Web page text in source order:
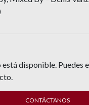
disponible. Puedes
CONTÁCTANOS